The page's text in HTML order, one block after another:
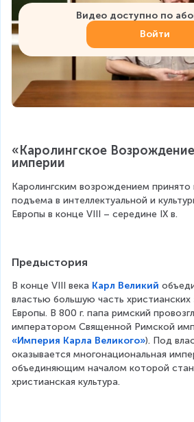
Видео доступно по
Войти
«Каролингское
империи
Каролингским возрождением принято
подъема в интеллектуальной и
Европы в конце VIII – середине IX в.
Предыстория
В конце VIII века Карл Великий
властью большую часть христианских
Европы. В 800 г. папа римский
императором Священной Римской
«Империя Карла Великого»). Под
оказывается многонациональная
объединяющим началом которой
христианская культура.